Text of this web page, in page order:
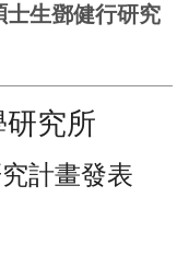
士生鄧健行研究
究所
計畫發表